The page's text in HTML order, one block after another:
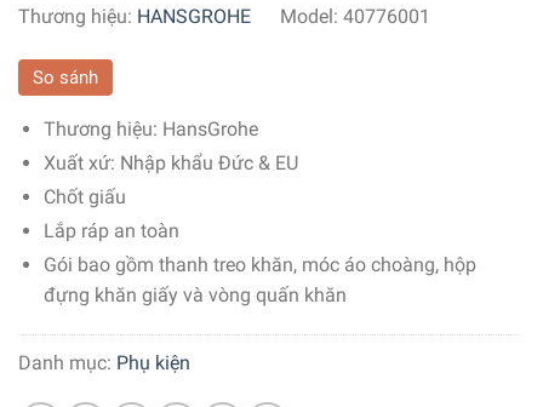
Thương hiệu: HANSGROHE Model: 40776001
So sánh
Thương hiệu: HansGrohe
Xuất xứ: Nhập khẩu Đức & EU
Chốt giấu
Lắp ráp an toàn
Gói bao gồm thanh treo khăn, móc áo choàng, hộp
đựng khăn giấy và vòng quấn khăn
Danh mục: Phụ kiện